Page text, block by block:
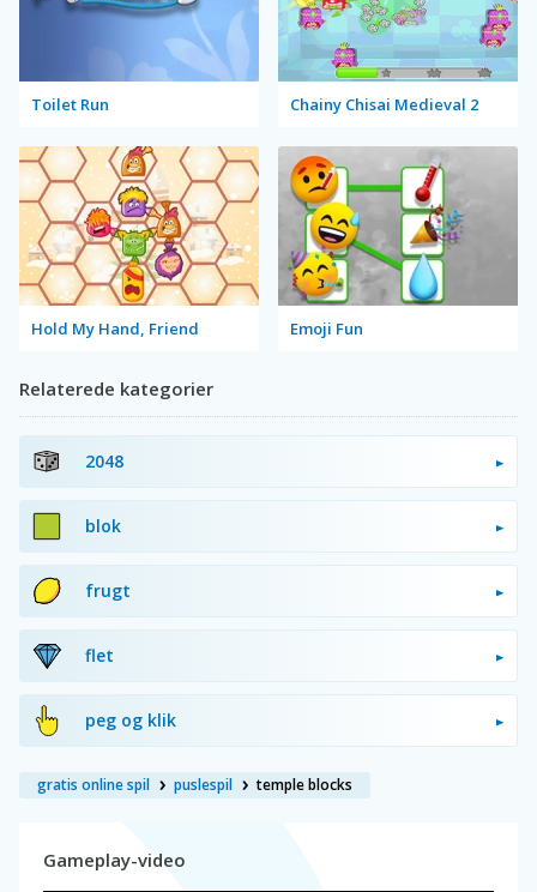
Toilet Run Chainy Chisai Medieval 2
Hold My Hand, Friend Emoji Fun
Relaterede kategorier
2048
blok
frugt
flet
peg og klik
gratis online spil puslespil temple blocks
Gameplay-video